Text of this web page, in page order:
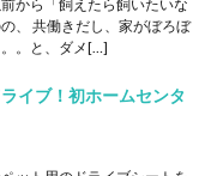
から「飼えたら飼いたいな
、 共働きだし、家がぼろぼ
。と、ダメ[…]
イブ！初ホームセンタ